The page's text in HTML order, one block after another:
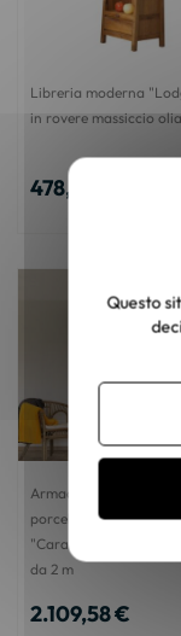
Libreria moderna
in rovere massiccio
478,44 €
Armadio industriale per
porcellane in metallo e
"Caractère" con ante
da 2 m
2.109,58 €
Questo